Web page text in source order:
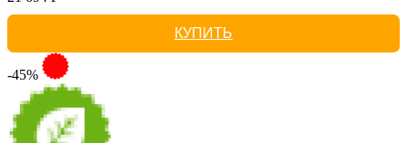
КУПИТЬ
-45%